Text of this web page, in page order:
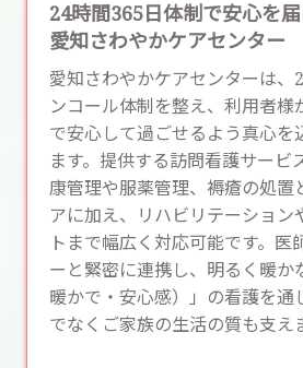
24時間365日体制で安心を
愛知さわやかケアセンター
愛知さわやかケアセンターは、
ンコール体制を整え、利用者様
で安心して過ごせるよう真心を
ます。提供する訪問看護サービ
康管理や服薬管理、褥瘡の処置
アに加え、リハビリテーション
トまで幅広く対応可能です。医
ーと緊密に連携し、明るく暖か
暖かで・安心感）」の看護を通
でなくご家族の生活の質も支え